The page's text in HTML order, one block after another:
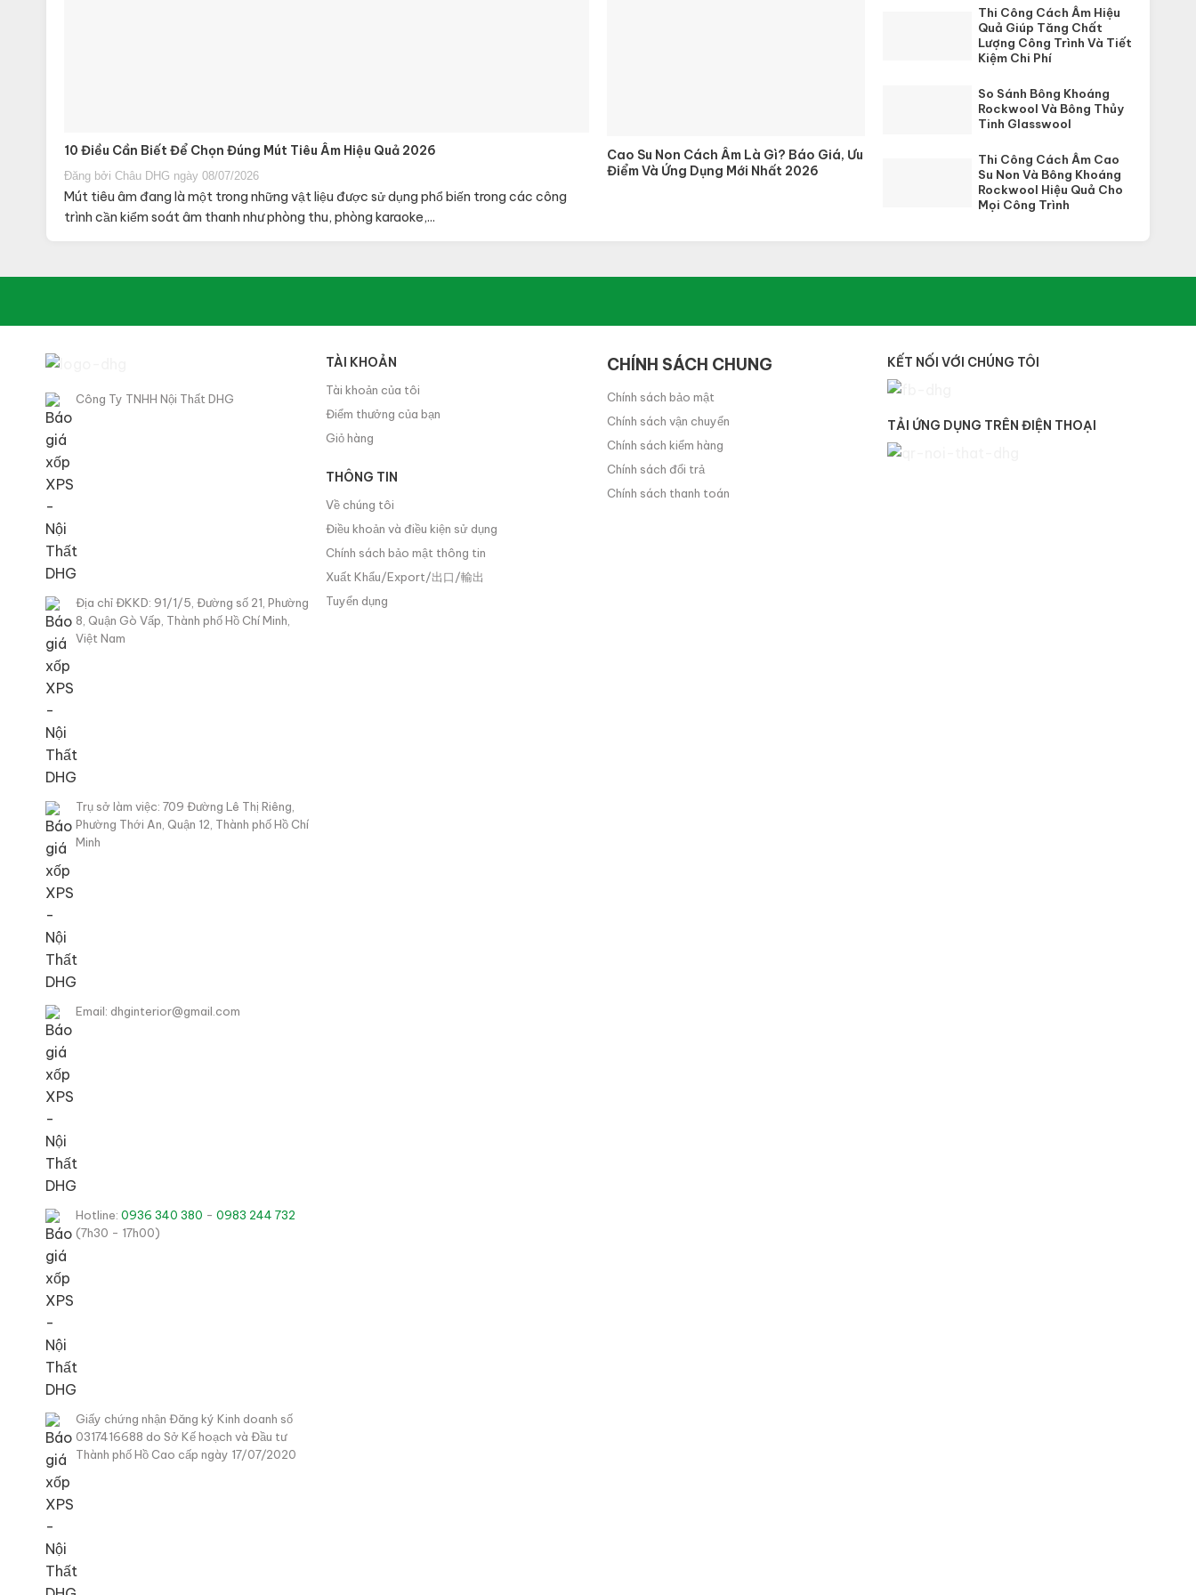
10 Điều Cần Biết Để Chọn Đúng Mút Tiêu Âm Hiệu Quả 2026
Đăng bởi Châu DHG ngày 08/07/2026
Mút tiêu âm đang là một trong những vật liệu được sử dụng phổ biến trong các công
trình cần kiểm soát âm thanh như phòng thu, phòng karaoke,...
Cao Su Non Cách Âm Là Gì? Báo Giá, Ưu
Điểm Và Ứng Dụng Mới Nhất 2026
Thi Công Cách Âm Hiệu
Quả Giúp Tăng Chất
Lượng Công Trình Và Tiết
Kiệm Chi Phí
So Sánh Bông Khoáng
Rockwool Và Bông Thủy
Tinh Glasswool
Thi Công Cách Âm Cao
Su Non Và Bông Khoáng
Rockwool Hiệu Quả Cho
Mọi Công Trình
Công Ty TNHH Nội Thất DHG
Địa chỉ ĐKKD: 91/1/5, Đường số 21, Phường
8, Quận Gò Vấp, Thành phố Hồ Chí Minh,
Việt Nam
Trụ sở làm việc: 709 Đường Lê Thị Riêng,
Phường Thới An, Quận 12, Thành phố Hồ Chí
Minh
Email: dhginterior@gmail.com
Hotline: 0936 340 380 - 0983 244 732
(7h30 - 17h00)
Giấy chứng nhận Đăng ký Kinh doanh số
0317416688 do Sở Kế hoạch và Đầu tư
Thành phố Hồ Cao cấp ngày 17/07/2020
TÀI KHOẢN
Tài khoản của tôi
Điểm thưởng của bạn
Giỏ hàng
THÔNG TIN
Về chúng tôi
Điều khoản và điều kiện sử dụng
Chính sách bảo mật thông tin
Xuất Khẩu/Export/出口/輸出
Tuyển dụng
CHÍNH SÁCH CHUNG
Chính sách bảo mật
Chính sách vận chuyển
Chính sách kiểm hàng
Chính sách đổi trả
Chính sách thanh toán
KẾT NỐI VỚI CHÚNG TÔI
TẢI ỨNG DỤNG TRÊN ĐIỆN THOẠI